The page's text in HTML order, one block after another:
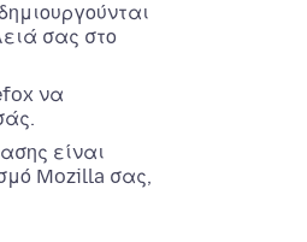
σας στο
να
είναι
Mozilla σας,